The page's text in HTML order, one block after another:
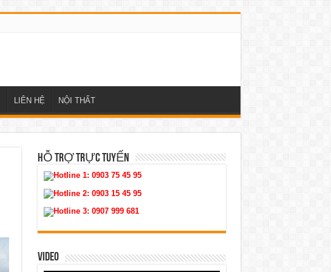
LIÊN HỆ NỘI THẤT
HỖ TRỢ TRỰC TUYẾN
Hotline 1: 0903 75 45 95
Hotline 2: 0903 15 45 95
Hotline 3: 0907 999 681
VIDEO